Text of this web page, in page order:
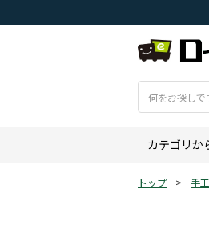
カテゴリか
トップ > 手